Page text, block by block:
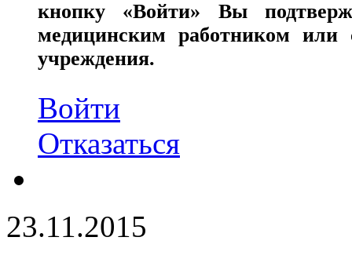
кнопку «Войти» Вы
медицинским работником или
учреждения.
Войти
Отказаться
23.11.2015